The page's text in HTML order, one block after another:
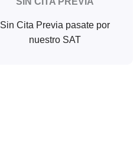
Sin Cita Previa pasate por
nuestro SAT